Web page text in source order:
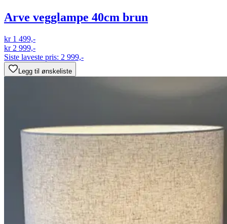
Arve vegglampe 40cm brun
kr 1 499,-
kr 2 999,-
Siste laveste pris: 2 999,-
Legg til ønskeliste